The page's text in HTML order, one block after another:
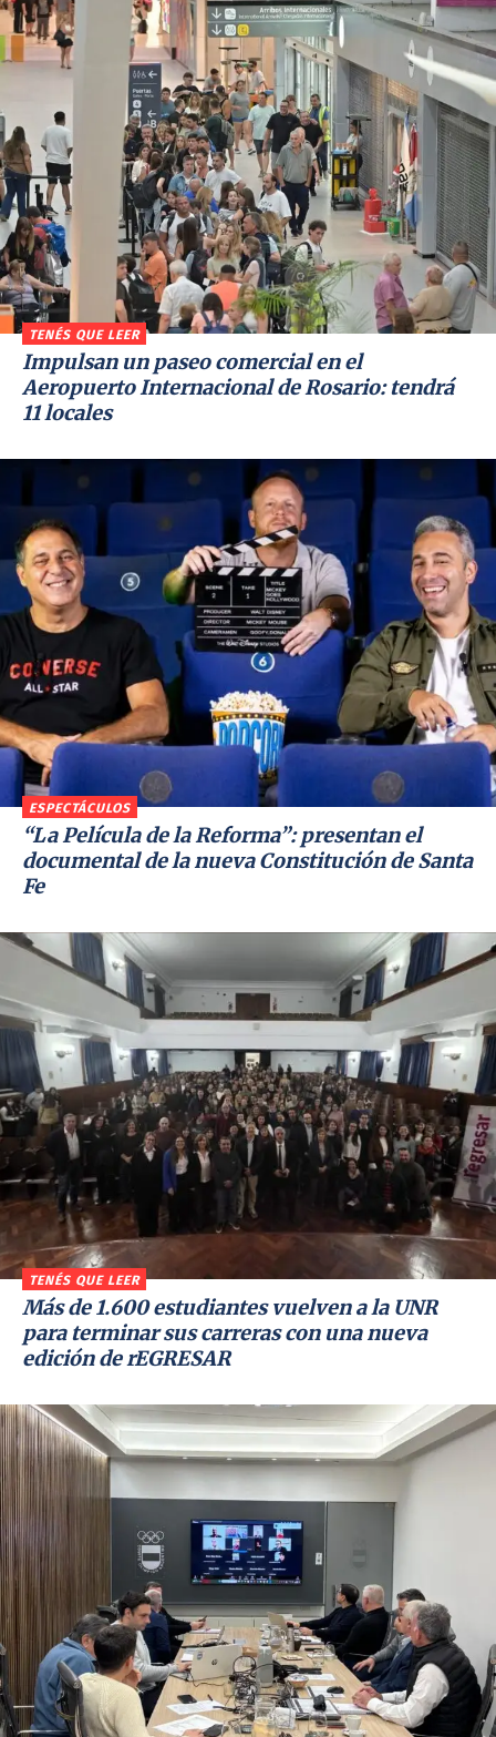
TENÉS QUE LEER
Impulsan un paseo comercial en el
Aeropuerto Internacional de Rosario: tendrá
11 locales
ESPECTÁCULOS
“La Película de la Reforma”: presentan el
documental de la nueva Constitución de Santa
Fe
TENÉS QUE LEER
Más de 1.600 estudiantes vuelven a la UNR
para terminar sus carreras con una nueva
edición de rEGRESAR